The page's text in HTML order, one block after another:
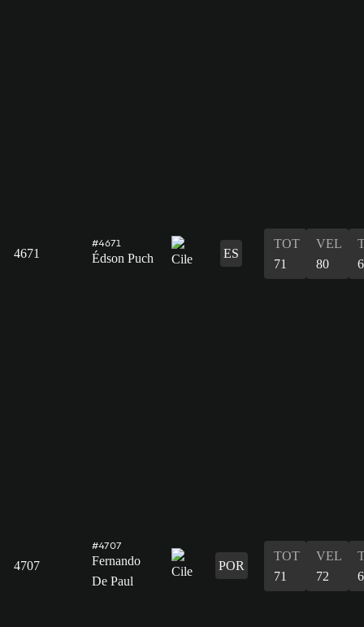
4671
#4671
Édson Puch ES
TOT
71
VEL
80
4707
#4707
Fernando
De Paul
POR
TOT
71
VEL
72